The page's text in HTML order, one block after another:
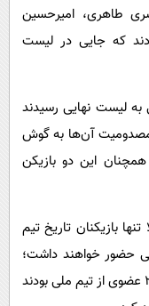
طاهری، امیرحسین
۳ بازیکنی بودند که جایی در لیست
لیست نهایی رسیدند
مصدومیت آن‌ها به گوش
این دو بازیکن
بازیکنان تاریخ تیم
جهانی متوالی حضور خواهند داشت؛
هر دوی آن‌ها در جام‌های ۲۰۱۴، ۲۰۱۸ و ۲۰۲۲ عضوی از تیم ملی بودند